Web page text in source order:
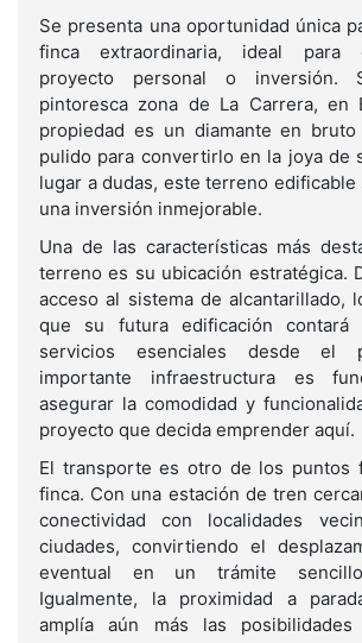
Se presenta una oportunidad única
finca extraordinaria, ideal para
proyecto personal o inversión.
pintoresca zona de La Carrera, en
propiedad es un diamante en
pulido para convertirlo en la joya de
lugar a dudas, este terreno
una inversión inmejorable.
Una de las características más
terreno es su ubicación estratégica.
acceso al sistema de alcantarillado,
que su futura edificación
servicios esenciales desde el
importante infraestructura es
asegurar la comodidad y
proyecto que decida emprender aquí.
El transporte es otro de los puntos
finca. Con una estación de tren
conectividad con localidades
ciudades, convirtiendo el
eventual en un trámite
Igualmente, la proximidad a
amplía aún más las